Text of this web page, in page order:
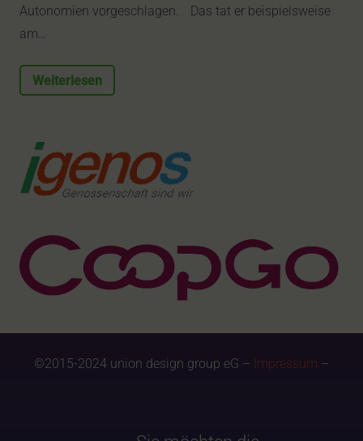
Autonomien vorgeschlagen. Das tat er beispielsweise
am…
Weiterlesen
©2015-2024 union design group eG – Impressum –